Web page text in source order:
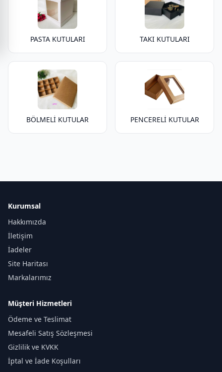
PASTA KUTULARI TAKI KUTULARI
BÖLMELİ KUTULAR PENCERELİ KUTULAR
Kurumsal
Hakkımızda
İletişim
İadeler
Site Haritası
Markalarımız
Müşteri Hizmetleri
Ödeme ve Teslimat
Mesafeli Satış Sözleşmesi
Gizlilik ve KVKK
İptal ve İade Koşulları